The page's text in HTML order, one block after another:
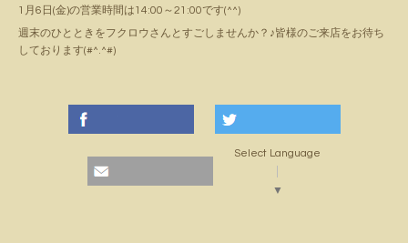
1月6日(金)の営業時間は14:00～21:00です(^^)
週末のひとときをフクロウさんとすごしませんか？♪皆様のご来店をお待ち
しております(#^.^#)
Select Language
▼